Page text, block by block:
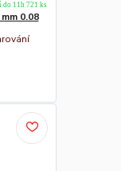
0.08
do 11h 721 ks